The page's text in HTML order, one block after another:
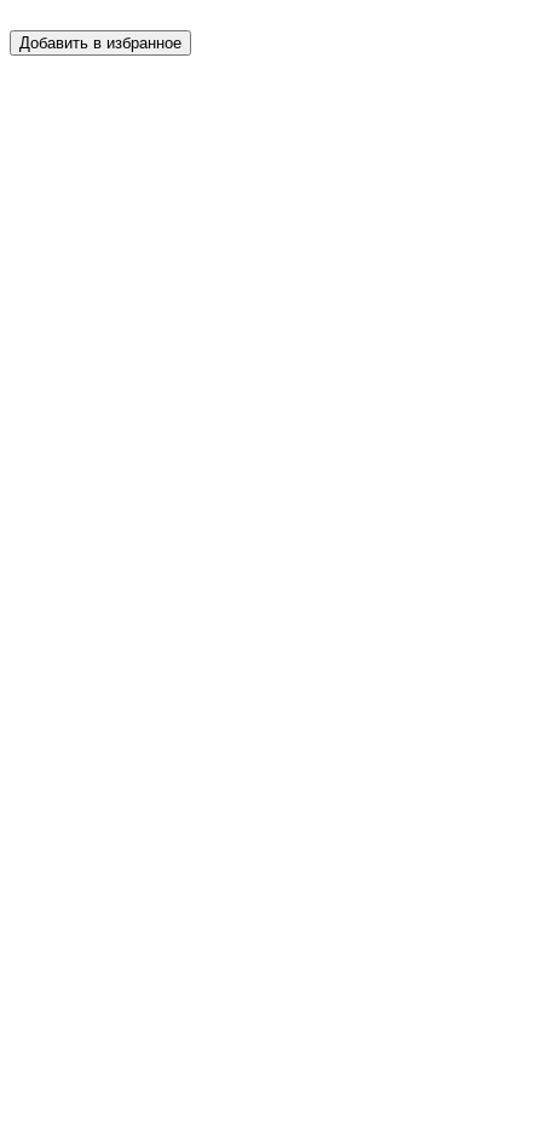
Добавить в избранное